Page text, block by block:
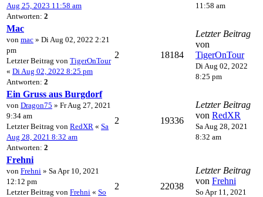
Aug 25, 2023 11:58 am
Antworten: 2
11:58 am
Mac
von mac » Di Aug 02, 2022 2:21
pm
Letzter Beitrag von TigerOnTour
« Di Aug 02, 2022 8:25 pm
Antworten: 2
2 18184
Letzter Beitrag
von
TigerOnTour
Di Aug 02, 2022
8:25 pm
Ein Gruss aus Burgdorf
von Dragon75 » Fr Aug 27, 2021
9:34 am
Letzter Beitrag von RedXR « Sa
Aug 28, 2021 8:32 am
Antworten: 2
2 19336
Letzter Beitrag
von RedXR
Sa Aug 28, 2021
8:32 am
Frehni
von Frehni » Sa Apr 10, 2021
12:12 pm
Letzter Beitrag von Frehni « So
2 22038
Letzter Beitrag
von Frehni
So Apr 11, 2021